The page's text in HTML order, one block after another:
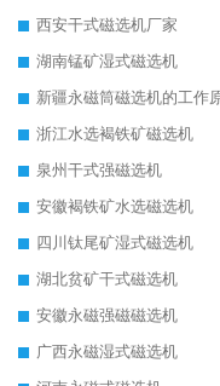
西安干式磁选机厂家
湖南锰矿湿式磁选机
新疆永磁筒磁选机的工作
浙江水选褐铁矿磁选机
泉州干式强磁选机
安徽褐铁矿水选磁选机
四川钛尾矿湿式磁选机
湖北贫矿干式磁选机
安徽永磁强磁磁选机
广西永磁湿式磁选机